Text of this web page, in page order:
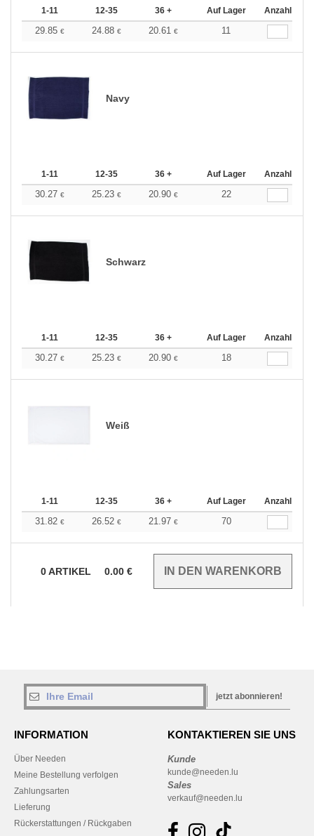
1-11 12-35 36 + Auf Lager Anzahl
29.85 € 24.88 € 20.61 € 11
Navy
1-11 12-35 36 + Auf Lager Anzahl
30.27 € 25.23 € 20.90 € 22
Schwarz
1-11 12-35 36 + Auf Lager Anzahl
30.27 € 25.23 € 20.90 € 18
Weiß
1-11 12-35 36 + Auf Lager Anzahl
31.82 € 26.52 € 21.97 € 70
0ARTIKEL 0.00 €
jetzt abonnieren!
INFORMATION
Über Needen
Meine Bestellung verfolgen
Zahlungsarten
Lieferung
Rückerstattungen / Rückgaben
KONTAKTIEREN SIE UNS
Kunde
kunde@needen.lu
Sales
verkauf@needen.lu